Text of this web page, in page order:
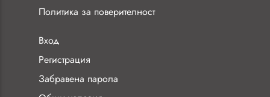
Политика за поверителност
Вход
Регистрация
Забравена парола